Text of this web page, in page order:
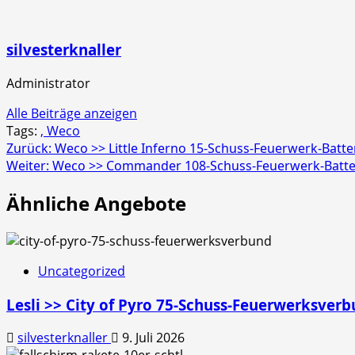
silvesterknaller
Administrator
Alle Beiträge anzeigen
Tags: , Weco
Beitragsnavigation
Zurück: Weco >> Little Inferno 15-Schuss-Feuerwerk-
Weiter: Weco >> Commander 108-Schuss-Feuerwerk-
Ähnliche Angebote
Uncategorized
Lesli >> City of Pyro 75-Schuss-
silvesterknaller 9. Juli 2026